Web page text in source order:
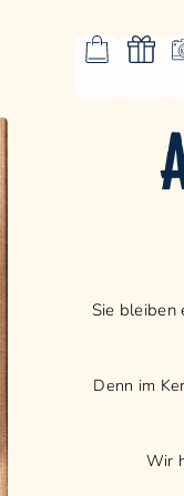
Sie bleiben
Denn im
Wir